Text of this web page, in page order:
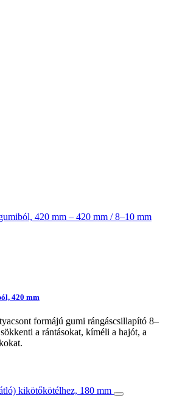
420 mm
formájú gumi rángáscsillapító 8–
a rántásokat, kíméli a hajót, a